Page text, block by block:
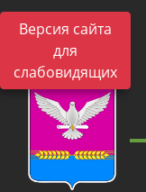
Версия сайта
для
слабовидящих